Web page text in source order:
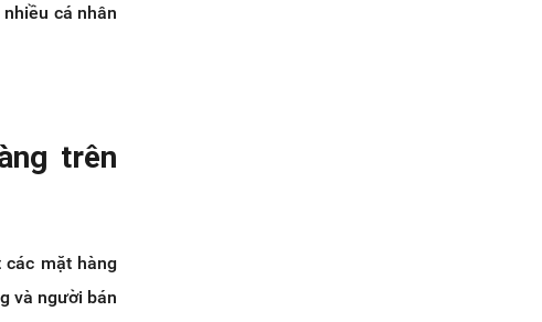
cá nhân
trên
mặt hàng
và người bán